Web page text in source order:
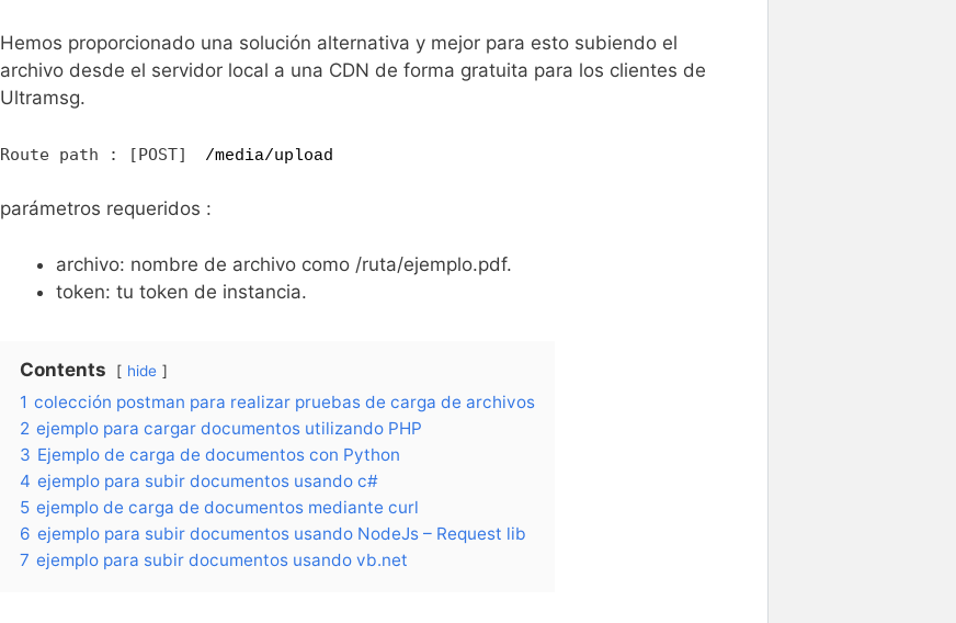
Hemos proporcionado una solución alternativa y mejor para esto subiendo el
archivo desde el servidor local a una CDN de forma gratuita para los clientes de
Ultramsg.
Route path : [POST] /media/upload
parámetros requeridos :
archivo: nombre de archivo como /ruta/ejemplo.pdf.
token: tu token de instancia.
Contents hide
1 colección postman para realizar pruebas de carga de archivos
2 ejemplo para cargar documentos utilizando PHP
3 Ejemplo de carga de documentos con Python
4 ejemplo para subir documentos usando c#
5 ejemplo de carga de documentos mediante curl
6 ejemplo para subir documentos usando NodeJs – Request lib
7 ejemplo para subir documentos usando vb.net